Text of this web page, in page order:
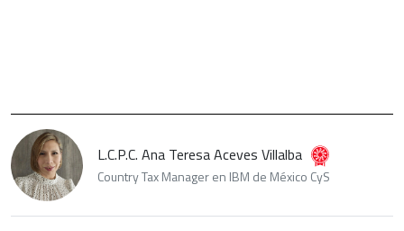
L.C.P.C. Ana Teresa Aceves Villalba
Country Tax Manager en IBM de México CyS